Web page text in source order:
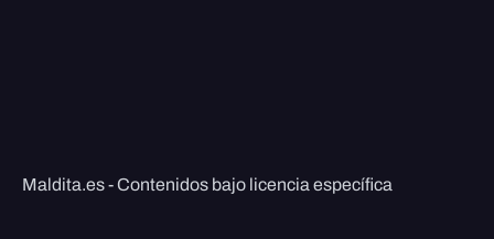
Maldita.es - Contenidos bajo licencia específica